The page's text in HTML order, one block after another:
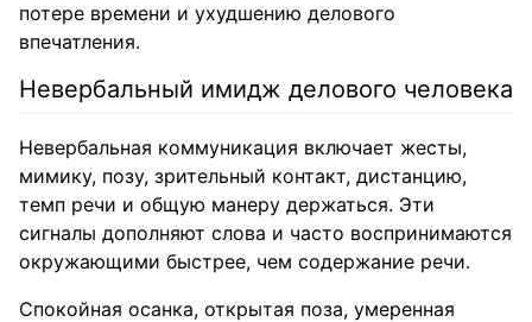
потере времени и ухудшению делового
впечатления.
Невербальный имидж делового человека
Невербальная коммуникация включает жесты,
мимику, позу, зрительный контакт, дистанцию,
темп речи и общую манеру держаться. Эти
сигналы дополняют слова и часто воспринимаются
окружающими быстрее, чем содержание речи.
Спокойная осанка, открытая поза, умеренная